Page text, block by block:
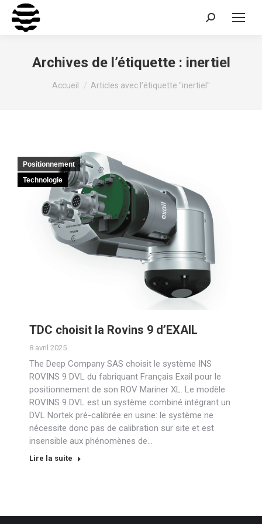
Recherche
Archives de l’étiquette : inertiel
Vous êtes ici :
Accueil Articles avec l’étiquette "inertiel"
Positionnement
Technologie
TDC choisit la Rovins 9 d’EXAIL
8 avril 2025
The Deep Company SAS choisit le système INS
ROVINS 9 DVL du fabriquant Français Exail pour le
positionnement de son ROV Mariner XL. Le modèle
ROVINS 9 DVL est un système combiné intégrant un
DVL Nortek pré-calibrée en usine: le système ne
nécessite donc pas de calibration sur site et est
insensible aux phénomènes de…
Lire la suite